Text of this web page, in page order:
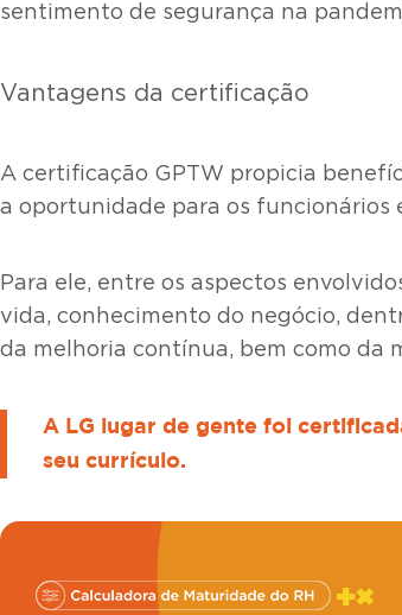
sentimento de segurança na
Vantagens da certificação
A certificação GPTW propicia
a oportunidade para os funcionários
Para ele, entre os aspectos
vida, conhecimento do negócio,
da melhoria contínua, bem como da
A LG lugar de gente foi
seu currículo.